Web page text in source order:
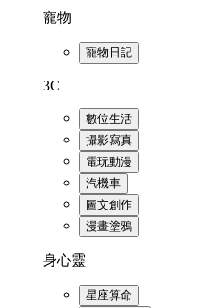
寵物
寵物日記
3C
數位生活
攝影寫真
電玩動漫
汽機車
圖文創作
漫畫塗鴉
身心靈
星座算命